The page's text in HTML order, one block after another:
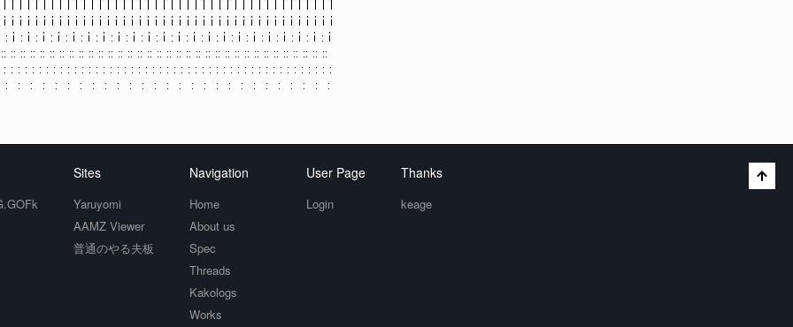
ｉ ｉ ｉ ｉ ｉ ｉ ｉ ｉ ｉ ｉ ｉ ｉ ｉ ｉ ｉ ｉ ｉ ｉ ｉ ｉ ｉ ｉ ｉ ｉ ｉ ｉ ｉ ｉ ｉ ｉ ｉ ｉ ｉ ｉ ｉ ｉ ｉ ｉ ｉ ｉ
: ｉ : ｉ : ｉ : ｉ : ｉ : ｉ : ｉ : ｉ : ｉ : ｉ : ｉ : ｉ : ｉ : ｉ : ｉ : ｉ : ｉ : ｉ : ｉ : ｉ : ｉ
:: :: :: :: :: :: :: :: :: :: :: :: :: :: :: :: :: :: :: :: :: :: :: :: :: :: :: :: :: :: :: :: ::
: : : : : : : : : : : : : : : : : : : : : : : : : : : : : : : : : : : : : : : : : : : : : :
: : : : : : : : : : : : : : : : : : : : : : : : : :
Sites
Yaruyomi
AAMZ Viewer
普通のやる夫板
Navigation
Home
About us
Spec
Threads
Kakologs
Works
User Page
Login
Thanks
keage